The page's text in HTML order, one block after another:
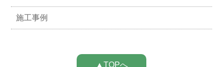
施工事例
▲TOPへ